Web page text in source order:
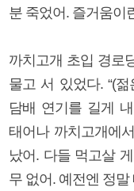
분 죽었어. 즐거움이
까치고개 초입 경로
물고 서 있었다. “(
담배 연기를 길게
태어나 까치고개에
났어. 다들 먹고살
무 없어. 예전엔 정